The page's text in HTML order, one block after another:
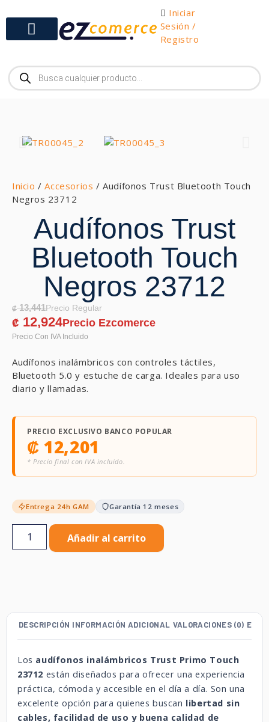
Iniciar
Sesión /
Registro
Inicio /Accesorios / Audífonos Trust Bluetooth Touch
Negros 23712
Audífonos Trust
Bluetooth Touch
Negros 23712
₡13,441
₡ 12,924
Audífonos inalámbricos con controles táctiles,
Bluetooth 5.0 y estuche de carga. Ideales para uso
diario y llamadas.
PRECIO EXCLUSIVO BANCO POPULAR
₡ 12,201
* Precio final con IVA incluido.
Entrega 24h GAM Garantía 12 meses
Añadir al carrito
DESCRIPCIÓN INFORMACIÓN ADICIONAL VALORACIONES (0)
Los audífonos inalámbricos Trust Primo Touch
23712 están diseñados para ofrecer una experiencia
práctica, cómoda y accesible en el día a día. Son una
excelente opción para quienes buscan libertad sin
cables, facilidad de uso y buena calidad de